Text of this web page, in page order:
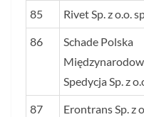
85 Rivet Sp. z o.o.
86
Schade Polska
Spedycja Sp. z
87 Erontrans Sp. z